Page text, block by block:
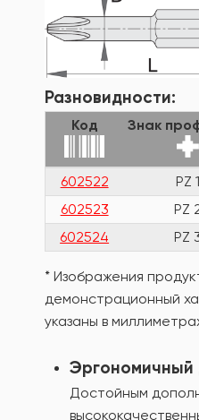
Разновидности:
Код Знак
602522 PZ 1
602523
PZ
602524
PZ
* Изображения
демонстрационный
указаны в
Эргономичный
Достойным